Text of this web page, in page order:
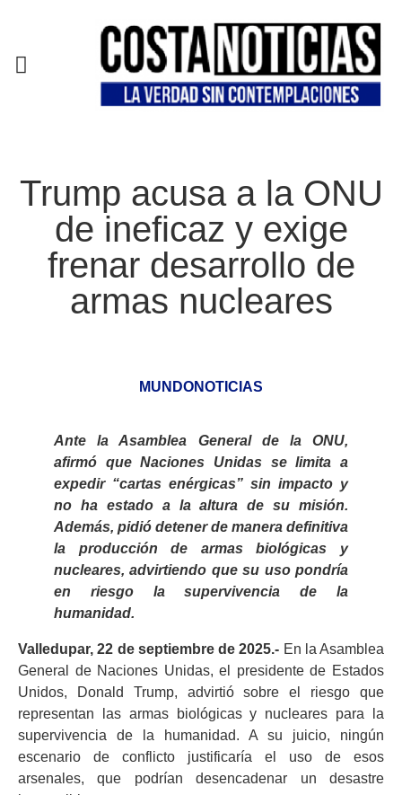
Trump acusa a la ONU
de ineficaz y exige
frenar desarrollo de
armas nucleares
MUNDONOTICIAS
Ante la Asamblea General de la ONU,
afirmó que Naciones Unidas se limita a
expedir “cartas enérgicas” sin impacto y
no ha estado a la altura de su misión.
Además, pidió detener de manera definitiva
la producción de armas biológicas y
nucleares, advirtiendo que su uso pondría
en riesgo la supervivencia de la
humanidad.
Valledupar, 22 de septiembre de 2025.- En la Asamblea
General de Naciones Unidas, el presidente de Estados
Unidos, Donald Trump, advirtió sobre el riesgo que
representan las armas biológicas y nucleares para la
supervivencia de la humanidad. A su juicio, ningún
escenario de conflicto justificaría el uso de esos
arsenales, que podrían desencadenar un desastre